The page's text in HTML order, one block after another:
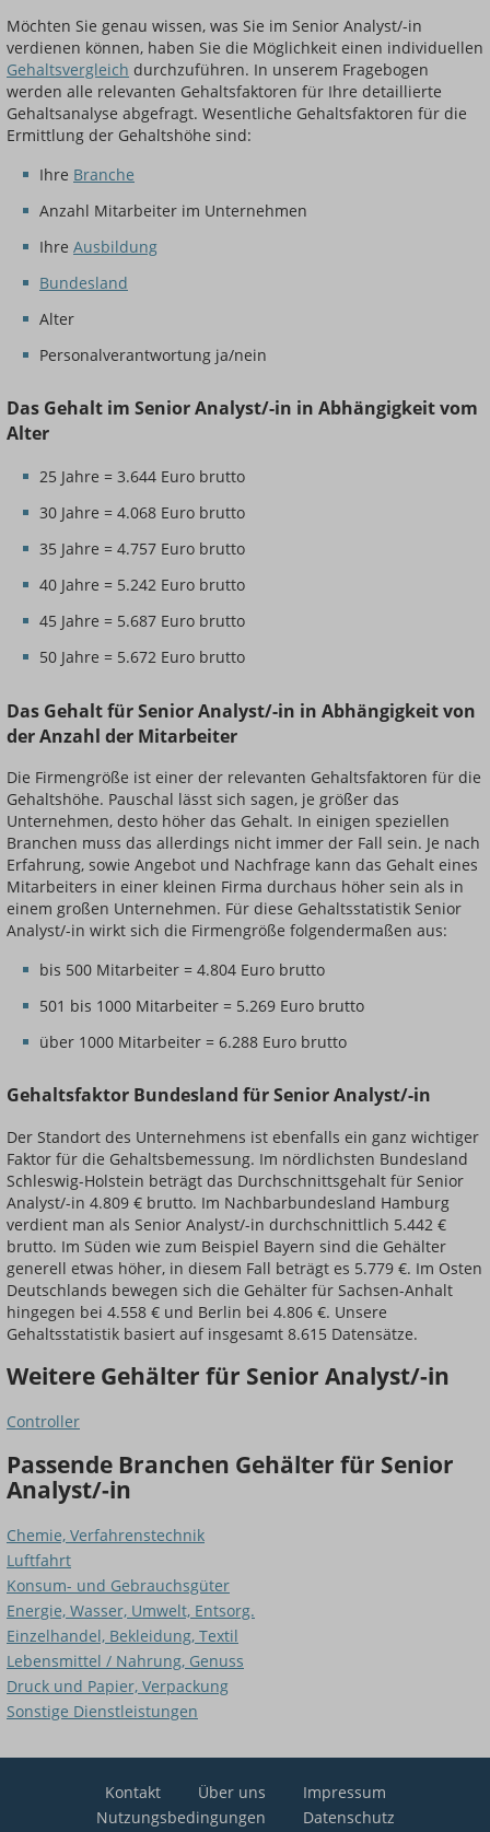
Möchten Sie genau wissen, was Sie im Senior Analyst/-in
verdienen können, haben Sie die Möglichkeit einen individuellen
Gehaltsvergleich durchzuführen. In unserem Fragebogen
werden alle relevanten Gehaltsfaktoren für Ihre detaillierte
Gehaltsanalyse abgefragt. Wesentliche Gehaltsfaktoren für die
Ermittlung der Gehaltshöhe sind:
Ihre Branche
Anzahl Mitarbeiter im Unternehmen
Ihre Ausbildung
Bundesland
Alter
Personalverantwortung ja/nein
Das Gehalt im Senior Analyst/-in in Abhängigkeit vom
Alter
25 Jahre = 3.644 Euro brutto
30 Jahre = 4.068 Euro brutto
35 Jahre = 4.757 Euro brutto
40 Jahre = 5.242 Euro brutto
45 Jahre = 5.687 Euro brutto
50 Jahre = 5.672 Euro brutto
Das Gehalt für Senior Analyst/-in in Abhängigkeit von
der Anzahl der Mitarbeiter
Die Firmengröße ist einer der relevanten Gehaltsfaktoren für die
Gehaltshöhe. Pauschal lässt sich sagen, je größer das
Unternehmen, desto höher das Gehalt. In einigen speziellen
Branchen muss das allerdings nicht immer der Fall sein. Je nach
Erfahrung, sowie Angebot und Nachfrage kann das Gehalt eines
Mitarbeiters in einer kleinen Firma durchaus höher sein als in
einem großen Unternehmen. Für diese Gehaltsstatistik Senior
Analyst/-in wirkt sich die Firmengröße folgendermaßen aus:
bis 500 Mitarbeiter = 4.804 Euro brutto
501 bis 1000 Mitarbeiter = 5.269 Euro brutto
über 1000 Mitarbeiter = 6.288 Euro brutto
Gehaltsfaktor Bundesland für Senior Analyst/-in
Der Standort des Unternehmens ist ebenfalls ein ganz wichtiger
Faktor für die Gehaltsbemessung. Im nördlichsten Bundesland
Schleswig-Holstein beträgt das Durchschnittsgehalt für Senior
Analyst/-in 4.809 € brutto. Im Nachbarbundesland Hamburg
verdient man als Senior Analyst/-in durchschnittlich 5.442 €
brutto. Im Süden wie zum Beispiel Bayern sind die Gehälter
generell etwas höher, in diesem Fall beträgt es 5.779 €. Im Osten
Deutschlands bewegen sich die Gehälter für Sachsen-Anhalt
hingegen bei 4.558 € und Berlin bei 4.806 €. Unsere
Gehaltsstatistik basiert auf insgesamt 8.615 Datensätze.
Weitere Gehälter für Senior Analyst/-in
Controller
Passende Branchen Gehälter für Senior
Analyst/-in
Chemie, Verfahrenstechnik
Luftfahrt
Konsum- und Gebrauchsgüter
Energie, Wasser, Umwelt, Entsorg.
Einzelhandel, Bekleidung, Textil
Lebensmittel / Nahrung, Genuss
Druck und Papier, Verpackung
Sonstige Dienstleistungen
Kontakt Über uns
Impressum
Nutzungsbedingungen
Datenschutz